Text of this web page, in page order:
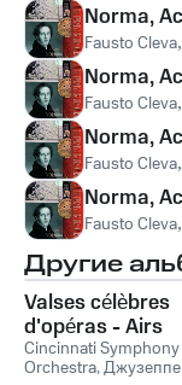
Norma,
Fausto Cleva,
Norma,
Fausto Cleva,
Norma,
Fausto Cleva,
Norma,
Fausto Cleva,
Другие
Valses célèbres
d'opéras - Airs
favoris
Cincinnati Symphony
Orchestra,Джузеппе